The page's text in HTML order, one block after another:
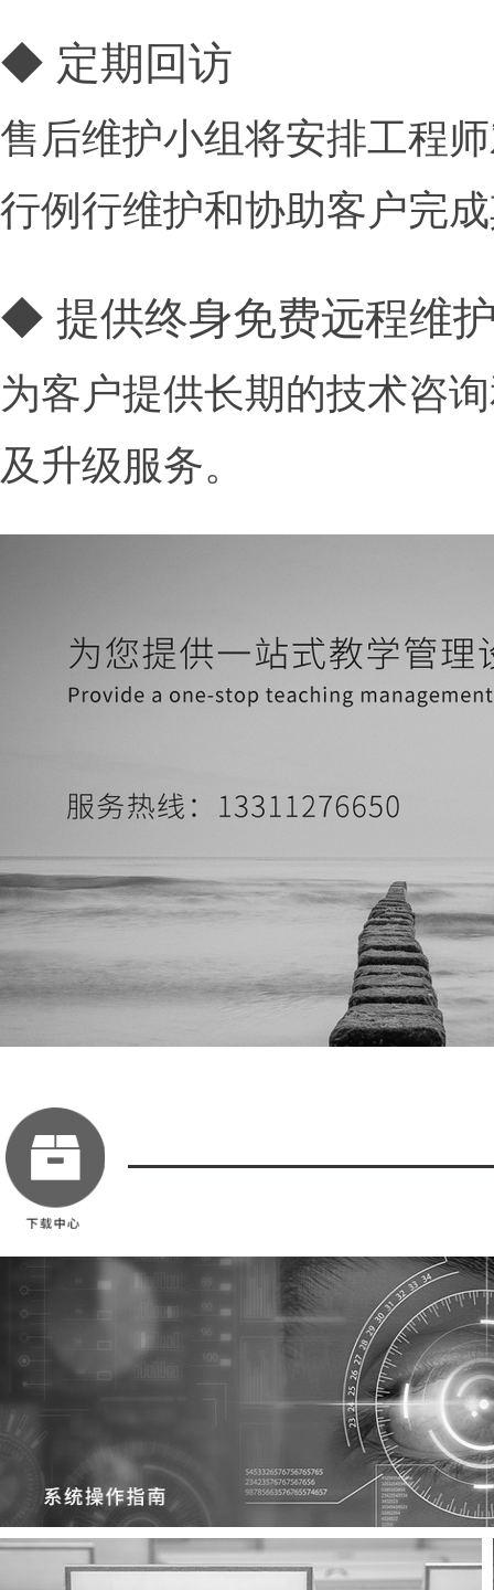
◆ 定期回访
售后维护小组将安排工程
行例行维护和协助客户完
◆ 提供终身免费远程维
为客户提供长期的技术咨
及升级服务。